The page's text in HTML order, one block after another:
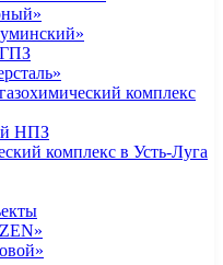
комплекс
НПЗ
комплекс в Усть-Луга